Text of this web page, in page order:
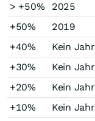
> +50%
2025
+50%
2019
+40%
Kein
+30%
Kein
+20%
Kein
+10%
Kein